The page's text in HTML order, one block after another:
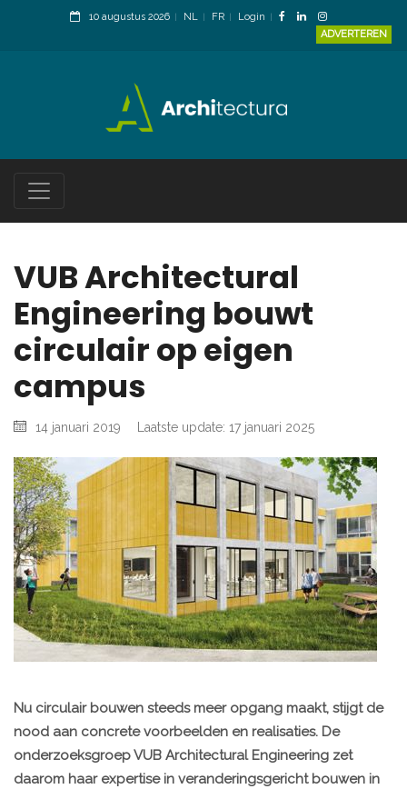
10 augustus 2026 NL FR
Login
ADVERTEREN
VUB Architectural
Engineering bouwt
circulair op eigen
campus
14 januari 2019 Laatste update: 17 januari 2025
Nu circulair bouwen steeds meer opgang maakt, stijgt de
nood aan concrete voorbeelden en realisaties. De
onderzoeksgroep VUB Architectural Engineering zet
daarom haar expertise in veranderingsgericht bouwen in